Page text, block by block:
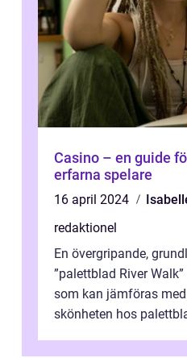
Casino – en guide
erfarna spelare
16 april 2024
redaktionel
En övergripande,
”palettblad River
som kan jämföras
skönheten hos